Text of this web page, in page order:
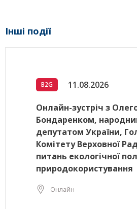
Інші події
B2G 11.08.2026
Онлайн-зустріч з
Бондаренком,
депутатом України,
Комітету Верховної
питань екологічної
природокористування
Онлайн